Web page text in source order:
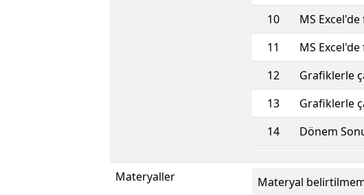
10
MS
11
MS
12
Grafiklerle
13
Grafiklerle
14
Dönem
Materyaller Materyal